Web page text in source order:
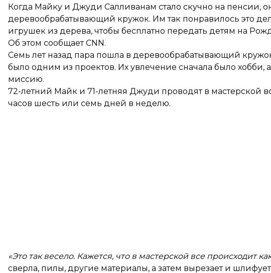
Когда Майку и Джуди Салливанам стало скучно на пенсии,
деревообрабатывающий кружок. Им так понравилось это
игрушек из дерева, чтобы бесплатно передать детям на
Об этом сообщаетCNN.
Семь лет назад пара пошла в деревообрабатывающий
было одним из проектов. Их увлечение сначала было хобби,
миссию.
72-летний Майк и 71-летняя Джуди проводят в мастерской
часов шесть или семь дней в неделю.
«Это так весело. Кажется, что в мастерской все происходит
сверла, пилы, другие материалы, а затем вырезает и